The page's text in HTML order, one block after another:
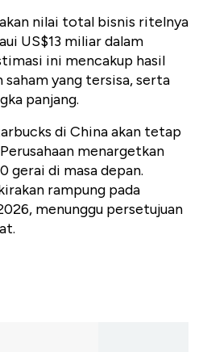
nilai total bisnis ritelnya
US$13 miliar dalam
ini mencakup hasil
saham yang tersisa, serta
panjang.
di China akan tetap
menargetkan
gerai di masa depan.
rampung pada
menunggu persetujuan